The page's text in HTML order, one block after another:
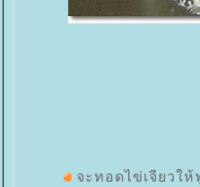
จะทอดไข่เจียวใ